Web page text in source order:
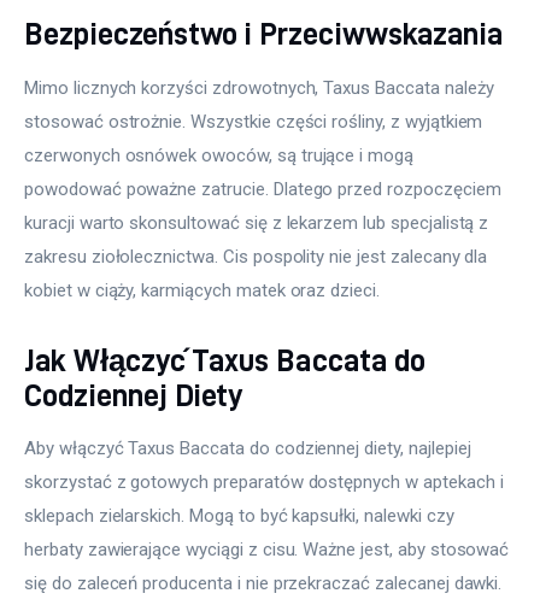
Bezpieczeństwo i Przeciwwskazania
Mimo licznych korzyści zdrowotnych, Taxus Baccata należy
stosować ostrożnie. Wszystkie części rośliny, z wyjątkiem
czerwonych osnówek owoców, są trujące i mogą
powodować poważne zatrucie. Dlatego przed rozpoczęciem
kuracji warto skonsultować się z lekarzem lub specjalistą z
zakresu ziołolecznictwa. Cis pospolity nie jest zalecany dla
kobiet w ciąży, karmiących matek oraz dzieci.
Jak Włączyć Taxus Baccata do
Codziennej Diety
Aby włączyć Taxus Baccata do codziennej diety, najlepiej
skorzystać z gotowych preparatów dostępnych w aptekach i
sklepach zielarskich. Mogą to być kapsułki, nalewki czy
herbaty zawierające wyciągi z cisu. Ważne jest, aby stosować
się do zaleceń producenta i nie przekraczać zalecanej dawki.